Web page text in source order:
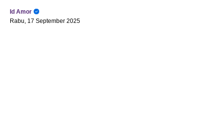
Id Amor
Rabu, 17 September 2025